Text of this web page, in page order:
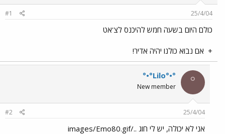
ש
א
ר
25/4/04
#1
כולם היום בשעה חמש להיכנס לצ'אט
+ אם נבוא כולנו יהיה אדיר!
°
°•°Lilo°•°
New member
25/4/04
#2
אני לא יכולה, יש לי חוג ../images/Emo80.gif